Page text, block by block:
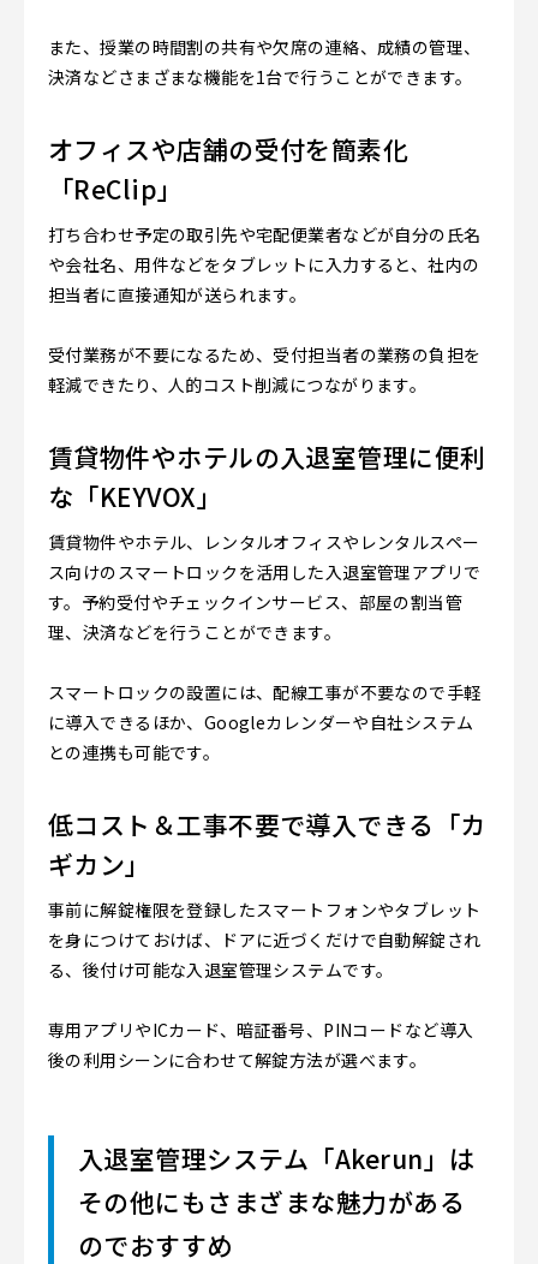
また、授業の時間割の共有や欠席の連絡、成績の管理、
決済などさまざまな機能を1台で行うことができます。
オフィスや店舗の受付を簡素化
「ReClip」
打ち合わせ予定の取引先や宅配便業者などが自分の氏名
や会社名、用件などをタブレットに入力すると、社内の
担当者に直接通知が送られます。
受付業務が不要になるため、受付担当者の業務の負担を
軽減できたり、人的コスト削減につながります。
賃貸物件やホテルの入退室管理に便利
な「KEYVOX」
賃貸物件やホテル、レンタルオフィスやレンタルスペー
ス向けのスマートロックを活用した入退室管理アプリで
す。予約受付やチェックインサービス、部屋の割当管
理、決済などを行うことができます。
スマートロックの設置には、配線工事が不要なので手軽
に導入できるほか、Googleカレンダーや自社システム
との連携も可能です。
低コスト＆工事不要で導入できる「カ
ギカン」
事前に解錠権限を登録したスマートフォンやタブレット
を身につけておけば、ドアに近づくだけで自動解錠され
る、後付け可能な入退室管理システムです。
専用アプリやICカード、暗証番号、PINコードなど導入
後の利用シーンに合わせて解錠方法が選べます。
入退室管理システム「Akerun」は
その他にもさまざまな魅力がある
のでおすすめ